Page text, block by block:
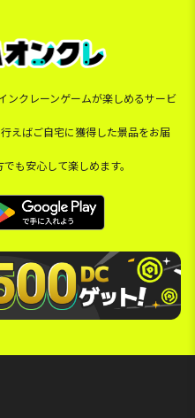
ンクレーンゲームが楽しめるサービ
えばご自宅に獲得した景品をお届
も安心して楽しめます。